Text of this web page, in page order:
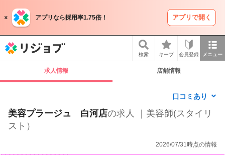
アプリなら採用率1.75倍！ アプリで開く
検索 キープ 会員登録 メニュー
求人情報 店舗情報
口コミあり
美容プラージュ 白河店の求人 ｜美容師(スタイリ
スト）
2026/07/31時点の情報